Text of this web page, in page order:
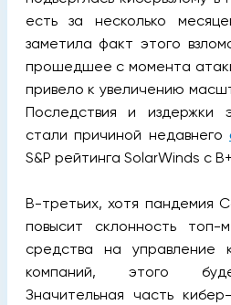
есть за несколько
заметила факт этого
прошедшее с момента
привело к увеличению
Последствия и издержки
стали причиной недавнего
S&P рейтинга SolarWinds с
В-третьих, хотя пандемия
повысит склонность топ-
средства на управление
компаний, этого
Значительная часть